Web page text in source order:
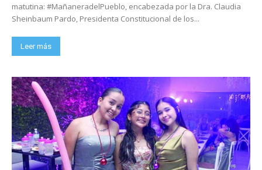
matutina: #MañaneradelPueblo, encabezada por la Dra. Claudia
Sheinbaum Pardo, Presidenta Constitucional de los...
Leer más